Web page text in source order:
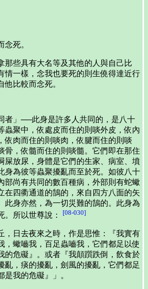
念死。
那些具有大名等及其他的人與自己比
情一樣，念我也要死的則生僥得達近行
他比較而念死。
者」──此身是許多人共同的，是八十
蟲聚中，依處皮而住的則啖外皮，依內
依肉而住的則啖肉，依腱而住的則啖
骨，依髓而住的則啖髓。它們即在那住
屎放尿，身體是它們的生家、病室、墳
身為彼等蟲聚擾亂而至於死。如彼八十
部尚有共同的數百種病，外部則有蛇蠍
在四衢通道的鵠的，來自四方八面的矢
此身亦然，為一切災難的鵠的。此身為
。所以世尊說：
[08-030]
，日去夜來之時，作是思惟：『我實有
，蠍嚙我，百足蟲嚙我，它們都足以使
的危礙』。或者『我顛躓跌倒，飲食於
亂，痰的擾亂，劍風的擾亂，它們都足
是我的危礙』」。